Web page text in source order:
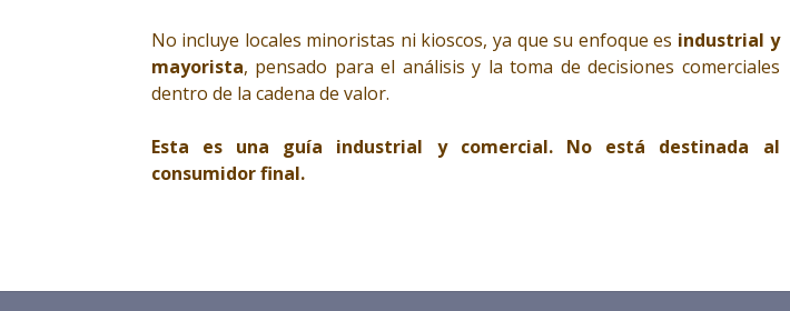
No incluye locales minoristas ni kioscos, ya que su enfoque es industrial y
mayorista, pensado para el análisis y la toma de decisiones comerciales
dentro de la cadena de valor.
Esta es una guía industrial y comercial. No está destinada al
consumidor final.